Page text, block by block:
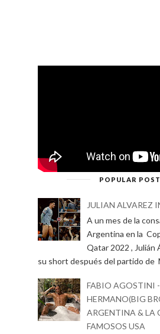
POPULAR
JULIAN ALVAREZ
A un mes de la
Argentina en la
Qatar 2022 , Julián
su short después del partido de
FABIO AGOSTINI
HERMANO(BIG
ARGENTINA & LA
FAMOSOS USA